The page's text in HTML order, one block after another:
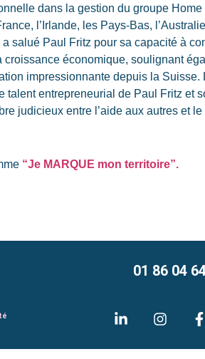
dans la gestion du groupe Home
l’Irlande, les Pays-Bas,
salué Paul Fritz pour sa capacité à
croissance économique, soulignant
impressionnante depuis la Suisse.
talent entrepreneurial de Paul Fritz et
judicieux entre l’aide aux autres et
“Je MARQUE mon territoire”.
01 86 04